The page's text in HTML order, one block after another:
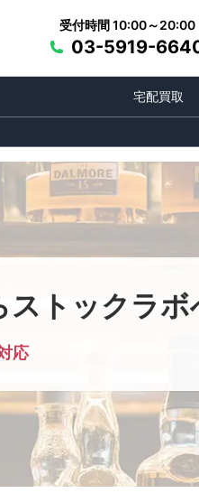
受付時間 10:00～20:00
03-5919-
宅配買取
ストックラボ
応